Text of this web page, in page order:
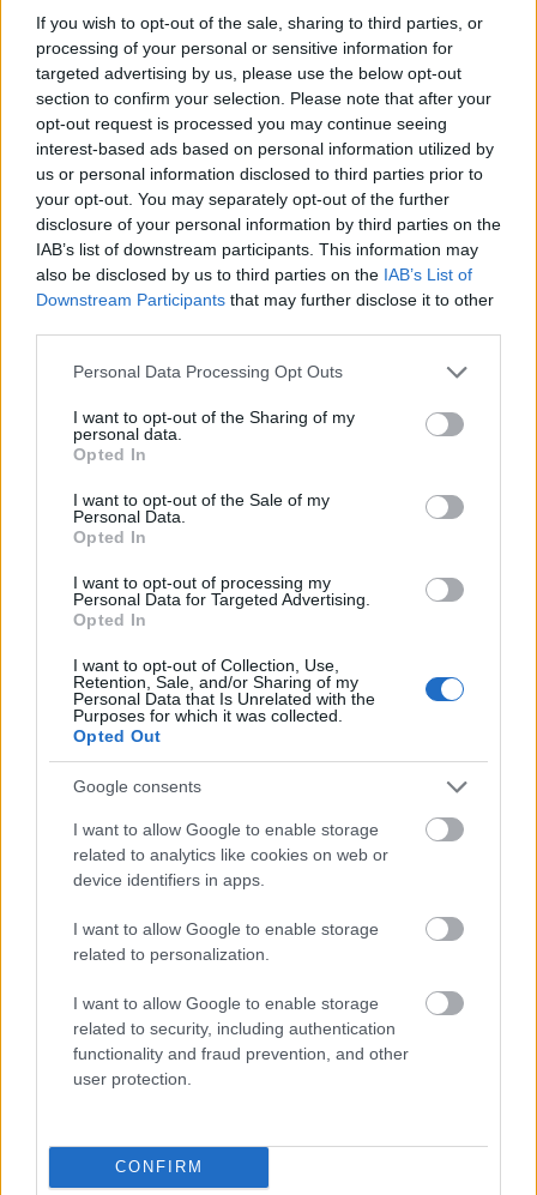
If you wish to opt-out of the sale, sharing to third parties, or
processing of your personal or sensitive information for
targeted advertising by us, please use the below opt-out
section to confirm your selection. Please note that after your
opt-out request is processed you may continue seeing
interest-based ads based on personal information utilized by
us or personal information disclosed to third parties prior to
your opt-out. You may separately opt-out of the further
disclosure of your personal information by third parties on the
IAB’s list of downstream participants. This information may
also be disclosed by us to third parties on the IAB’s List of
Downstream Participants that may further disclose it to other
Please note that this website/app uses one or more Google
not limited to your visit or usage behaviour. You may click to
grant or deny consent to Google and its third-party tags to
use your data for below specified purposes in below Google
consent section.
Personal Data Processing Opt Outs
I want to opt-out of the Sharing of my
personal data.
Opted In
I want to opt-out of the Sale of my
Personal Data.
Opted In
I want to opt-out of processing my
Personal Data for Targeted Advertising.
Opted In
I want to opt-out of Collection, Use,
Retention, Sale, and/or Sharing of my
Personal Data that Is Unrelated with the
Purposes for which it was collected.
Opted Out
Google consents
I want to allow Google to enable storage
related to analytics like cookies on web or
device identifiers in apps.
I want to allow Google to enable storage
related to personalization.
I want to allow Google to enable storage
related to security, including authentication
functionality and fraud prevention, and other
user protection.
CONFIRM
Pozostały wątpliwości? Brakuje czegoś w haśle?
Zobacz, co zyskują abonenci Dobrego słownika.
SPRAWDŹ
Często sprawdzane
O poprawnej i niezałganej odmianie
Wymowa nazwyMurzasichle
Ciekawostki
pierdoła— Podobno o Najjaśniejszym Panu...
— A na blogu
niebawem— W polszczyźnie Ignacego Krasickiego
Mogą Cię zainteresować również hasła
oniemieć
alawita